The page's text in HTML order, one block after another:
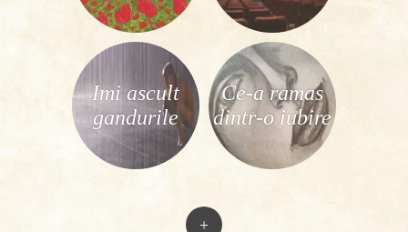
Imi ascult
gandurile
Ce-a ramas
dintr-o iubire
+